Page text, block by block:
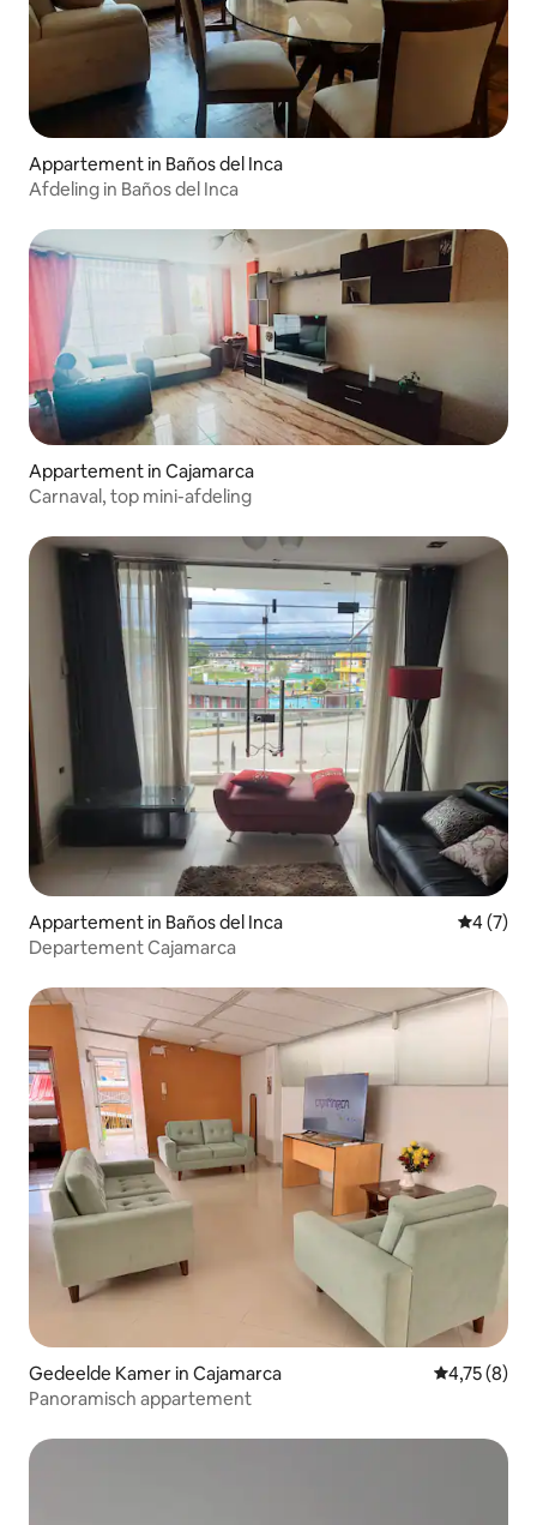
Appartement in Baños del Inca
Afdeling in Baños del Inca
Appartement in Cajamarca
Carnaval, top mini-afdeling
Appartement in Baños del Inca
4 (7)
Departement Cajamarca
Gedeelde Kamer in Cajamarca
4,75 (8)
Panoramisch appartement